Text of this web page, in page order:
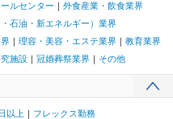
ルセンター
外食産業・飲食業界
石油・新エネルギー）業界
理容・美容・エステ業界
教育業界
施設 冠婚葬祭業界 その他
以上
フレックス勤務